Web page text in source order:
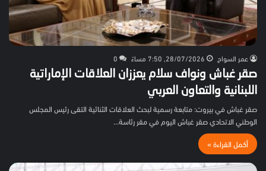
عمر السواح 28/07/2026, 7:50 مساءً 0
صقر غباش ونواف سلام يعززان العلاقات الإماراتية
اللبنانية والتعاون العربي
صقر غباش في بيروت: متابعة رسمية لبحث العلاقات الثنائية التقى رئيس المجلس
الوطني الاتحادي صقر غباش اليوم في مقر رئاسة…
أكمل القراءة »